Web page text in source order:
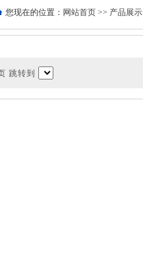
您现在的位置： 网站首页 >> 产品展示
跳转到